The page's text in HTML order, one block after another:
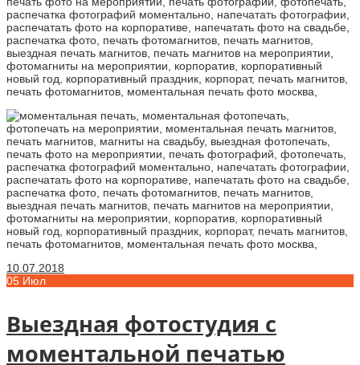
10.07.2018
05 Июл
Выездная фотостудия с
моментальной печатью